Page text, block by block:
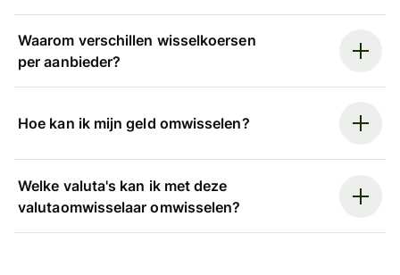
Waarom verschillen wisselkoersen
per aanbieder?
Hoe kan ik mijn geld omwisselen?
Welke valuta's kan ik met deze
valutaomwisselaar omwisselen?